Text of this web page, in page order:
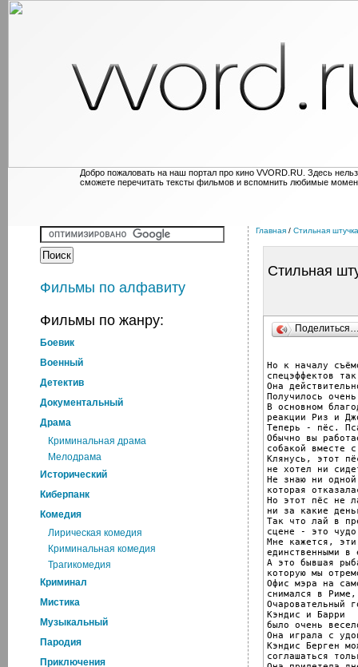
Добро пожаловать на наш портал про кино VVORD.RU. Здесь
сможете перечитать тексты фильмов и вспомнить любимые
Фильмы по алфавиту
Фильмы по жанру:
Боевик
Военный
Детектив
Документальный
Драма
Криминальная драма
Мелодрама
Исторический
Киберпанк
Комедия
Лирическая комедия
Криминальная комедия
Трагикомедия
Криминал
Мистика
Музыкальный
Пародия
Приключения
Главная / Стильная штучка
Стильная
Но к началу
спецэффектов
Она
Получилось
В основном
реакции Риз и
Теперь - пёс.
Обычно вы
собакой вместе
Клянусь, этот
не хотел ни
Не знаю ни
которая
Но этот пёс не
ни за какие
Так что лай в
сцене - это
Мне кажется,
единственными в
А это бывшая
которую мы
Офис мэра на
снимался в
Очаровательный
Кэндис и Барри
было очень
Она играла с
Кэндис Берген
соглашаться